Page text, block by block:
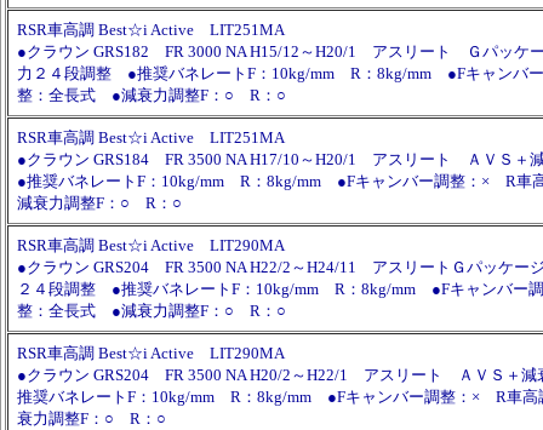
RSR車高調 Best☆i Active LIT251MA
●クラウン GRS182 FR 3000 NA H15/12～H20/1 アスリート Ｇパッケ
力２４段調整 ●推奨バネレートF：10kg/mm R：8kg/mm ●Fキャンバ
整：全長式 ●減衰力調整F：○ R：○
RSR車高調 Best☆i Active LIT251MA
●クラウン GRS184 FR 3500 NA H17/10～H20/1 アスリート ＡＶＳ
●推奨バネレートF：10kg/mm R：8kg/mm ●Fキャンバー調整：× R車
減衰力調整F：○ R：○
RSR車高調 Best☆i Active LIT290MA
●クラウン GRS204 FR 3500 NA H22/2～H24/11 アスリートＧパッケー
２４段調整 ●推奨バネレートF：10kg/mm R：8kg/mm ●Fキャンバー
整：全長式 ●減衰力調整F：○ R：○
RSR車高調 Best☆i Active LIT290MA
●クラウン GRS204 FR 3500 NA H20/2～H22/1 アスリート ＡＶＳ＋
推奨バネレートF：10kg/mm R：8kg/mm ●Fキャンバー調整：× R車
衰力調整F：○ R：○